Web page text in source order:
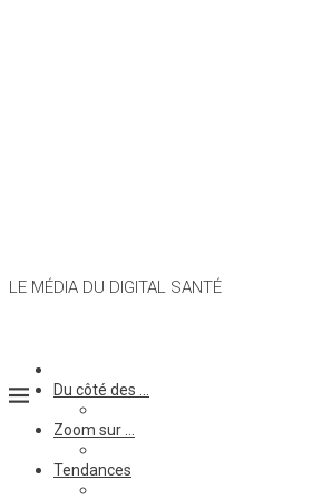
LE MÉDIA DU DIGITAL SANTÉ
Du côté des …
Zoom sur …
Tendances